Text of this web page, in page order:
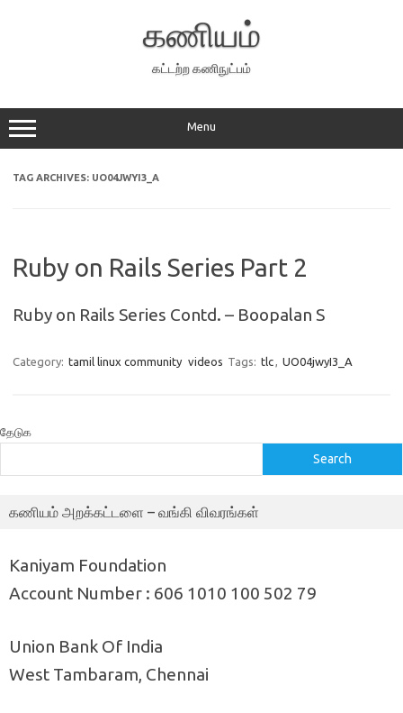
கணியம்
கட்டற்ற கணிநுட்பம்
Menu
TAG ARCHIVES: UO04JWYI3_A
Ruby on Rails Series Part 2
Ruby on Rails Series Contd. – Boopalan S
Category: tamil linux community videos Tags: tlc, UO04jwyI3_A
தேடுக
Search
கணியம் அறக்கட்டளை – வங்கி விவரங்கள்
Kaniyam Foundation
Account Number : 606 1010 100 502 79
Union Bank Of India
West Tambaram, Chennai